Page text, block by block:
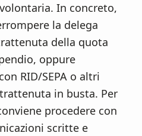
In concreto,
la delega
della quota
oppure
RID/SEPA o altri
in busta. Per
procedere con
scritte e